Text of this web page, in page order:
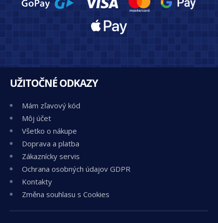
UŽITOČNÉ ODKAZY
Mám zľavový kód
Môj účet
Všetko o nákupe
Doprava a platba
Zákaznícky servis
Ochrana osobných údajov GDPR
Kontakty
Změna souhlasu s Cookies